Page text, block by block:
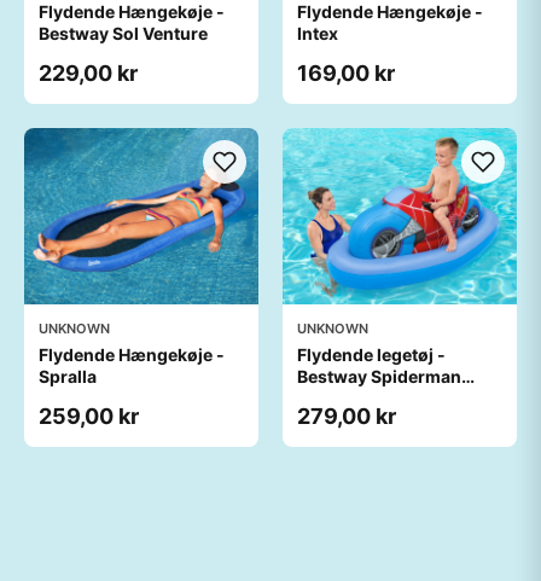
Flydende Hængekøje -
Bestway Sol Venture
229,00 kr
Flydende Hængekøje -
Intex
169,00 kr
UNKNOWN
Flydende Hængekøje -
Spralla
259,00 kr
UNKNOWN
Flydende legetøj -
Bestway Spiderman
279,00 kr